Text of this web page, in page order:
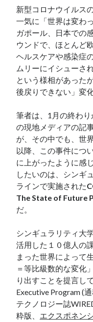
2019年12月
2019年11月
2019年10月
2019年6月
2019年4月
カテゴリー
After Corona
AI
Amsterdam
Art
Berlin
Big Data Ecosystem
BIOTOPE TIDE Talk
Climate Change
Culture
Data Ecosystem
Ecological Memes
Ecology
Europe
Finland
Guiyang
新型コロナウイルス
一気に「世界は変わ
ガポール、日本での
ウンドで、ほとんど
ヘルスケアや感染症
ムリーにイシューさ
という様相があった
後戻りできない」変
筆者は、1月の終わ
の現地メディアの記
が、その中でも、世
以降、この事件につ
に上がったように感
したいのは、シンギ
ラインで実施された
The State of Future
だ。
シンギュラリティ大
活用した１０億人の
まった世界によって
＝等比級数的な変化
り出すことを提言し
Executive Program (
テクノロジー誌
粋版、 エクスポネン